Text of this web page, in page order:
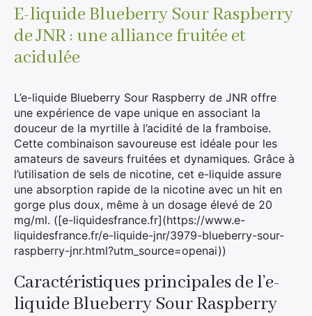
Nicotine
E-liquide Blueberry Sour Raspberry
de JNR : une alliance fruitée et
acidulée
L’e-liquide Blueberry Sour Raspberry de JNR offre
une expérience de vape unique en associant la
douceur de la myrtille à l’acidité de la framboise.
Cette combinaison savoureuse est idéale pour les
amateurs de saveurs fruitées et dynamiques. Grâce à
l’utilisation de sels de nicotine, cet e-liquide assure
une absorption rapide de la nicotine avec un hit en
gorge plus doux, même à un dosage élevé de 20
mg/ml. ([e-liquidesfrance.fr](https://www.e-
liquidesfrance.fr/e-liquide-jnr/3979-blueberry-sour-
raspberry-jnr.html?utm_source=openai))
Caractéristiques principales de l’e-
liquide Blueberry Sour Raspberry
Salé
Sucré